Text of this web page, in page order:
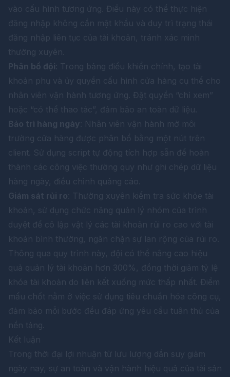
vào cấu hình tương ứng. Điều này có thể thực hiện
đăng nhập không cần mật khẩu và duy trì trạng thái
đăng nhập liên tục của tài khoản, tránh xác minh
thường xuyên.
Phân bổ đội : Trong bảng điều khiển chính, tạo tài
khoản phụ và ủy quyền cấu hình cửa hàng cụ thể cho
nhân viên vận hành tương ứng. Đặt quyền “chỉ xem”
hoặc “có thể thao tác”, đảm bảo an toàn dữ liệu.
Bảo trì hàng ngày : Nhân viên vận hành mở môi
trường cửa hàng được phân bổ bằng một nút trên
client. Sử dụng script tự động tích hợp sẵn để hoàn
thành các công việc thường quy như ghi chép dữ liệu
hàng ngày, điều chỉnh quảng cáo.
Giám sát rủi ro : Thường xuyên kiểm tra sức khỏe tài
khoản, sử dụng chức năng quản lý nhóm của trình
duyệt để cô lập vật lý các tài khoản rủi ro cao với tài
khoản bình thường, ngăn chặn sự lan rộng của rủi ro.
Thông qua quy trình này, đội có thể nâng cao hiệu
quả quản lý tài khoản hơn 300%, đồng thời giảm tỷ lệ
khóa tài khoản do liên kết xuống mức thấp nhất. Điểm
mấu chốt nằm ở việc sử dụng tiêu chuẩn hóa công cụ,
đảm bảo mỗi bước đều đáp ứng yêu cầu tuân thủ của
nền tảng.
Kết luận
Trong thời đại lợi nhuận từ lưu lượng dần suy giảm
ngày nay, sự an toàn và vận hành hiệu quả của tài sản